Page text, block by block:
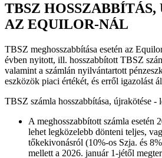
TBSZ HOSSZABBÍTÁS,
AZ EQUILOR-NÁL
TBSZ meghosszabbítása esetén az
évben nyitott, ill. hosszabbított TBSZ
valamint a számlán nyilvántartott
eszközök piaci értékét, és erről igazolást
TBSZ számla hosszabbítása, újrakötése
A meghosszabbított számla esetén
lehet legközelebb dönteni teljes,
tőkekivonásról (10%-os Szja. és
mellett a 2026. január 1-jétől